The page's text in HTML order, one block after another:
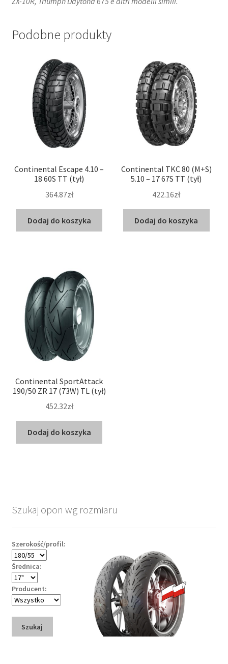
Podobne produkty
Continental Escape 4.10 –
18 60S TT (tył)
364.87zł
Dodaj do koszyka
Continental TKC 80 (M+S)
5.10 – 17 67S TT (tył)
422.16zł
Dodaj do koszyka
Continental SportAttack
190/50 ZR 17 (73W) TL (tył)
452.32zł
Dodaj do koszyka
Szukaj opon wg rozmiaru
Szerokość/profil:
Średnica:
Producent:
Szukaj